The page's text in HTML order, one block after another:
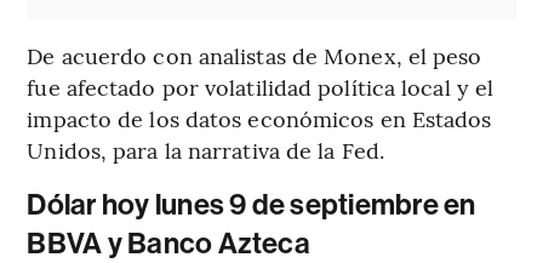
De acuerdo con analistas de Monex, el peso
fue afectado por volatilidad política local y el
impacto de los datos económicos en Estados
Unidos, para la narrativa de la Fed.
Dólar hoy lunes 9 de septiembre en
BBVA y Banco Azteca